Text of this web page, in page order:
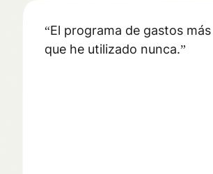
El programa de gastos
que he utilizado nunca.